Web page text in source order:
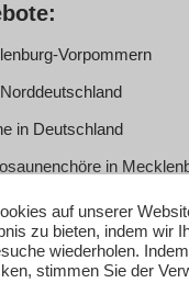
Vorpommern
in Deutschland
in
auf unserer
zu bieten, indem wir
wiederholen.
stimmen Sie der